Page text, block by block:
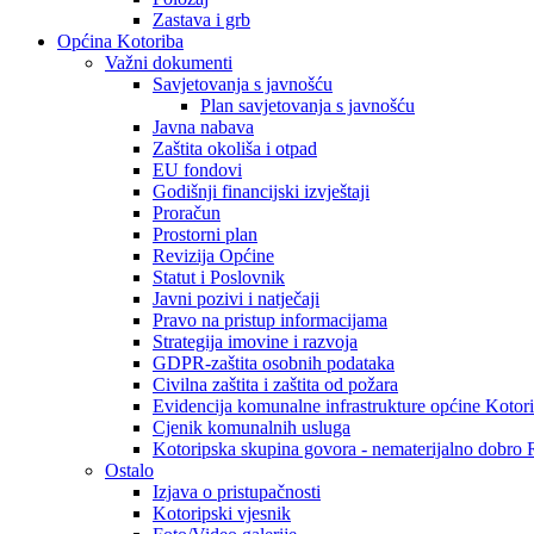
Zastava i grb
Općina Kotoriba
Važni dokumenti
Savjetovanja s javnošću
Plan savjetovanja s javnošću
Javna nabava
Zaštita okoliša i otpad
EU fondovi
Godišnji financijski izvještaji
Proračun
Prostorni plan
Revizija Općine
Statut i Poslovnik
Javni pozivi i natječaji
Pravo na pristup informacijama
Strategija imovine i razvoja
GDPR-zaštita osobnih podataka
Civilna zaštita i zaštita od požara
Evidencija komunalne infrastrukture općine
Cjenik komunalnih usluga
Kotoripska skupina govora - nematerijalno dobro
Ostalo
Izjava o pristupačnosti
Kotoripski vjesnik